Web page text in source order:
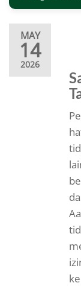
MAY
14
2026